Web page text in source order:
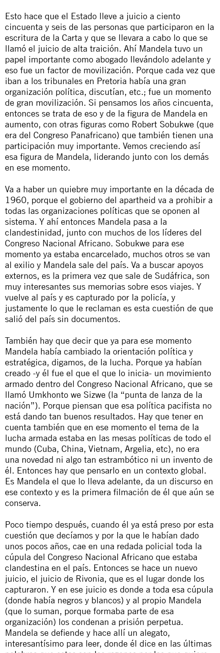
Esto hace que el Estado lleve a juicio a ciento
cincuenta y seis de las personas que participaron en la
escritura de la Carta y que se llevara a cabo lo que se
llamó el juicio de alta traición. Ahí Mandela tuvo un
papel importante como abogado llevándolo adelante y
eso fue un factor de movilización. Porque cada vez que
iban a los tribunales en Pretoria había una gran
organización política, discutían, etc.; fue un momento
de gran movilización. Si pensamos los años cincuenta,
entonces se trata de eso y de la figura de Mandela en
aumento, con otras figuras como Robert Sobukwe (que
era del Congreso Panafricano) que también tienen una
participación muy importante. Vemos creciendo así
esa figura de Mandela, liderando junto con los demás
en ese momento.
Va a haber un quiebre muy importante en la década de
1960, porque el gobierno del apartheid va a prohibir a
todas las organizaciones políticas que se oponen al
sistema. Y ahí entonces Mandela pasa a la
clandestinidad, junto con muchos de los líderes del
Congreso Nacional Africano. Sobukwe para ese
momento ya estaba encarcelado, muchos otros se van
al exilio y Mandela sale del país. Va a buscar apoyos
externos, es la primera vez que sale de Sudáfrica, son
muy interesantes sus memorias sobre esos viajes. Y
vuelve al país y es capturado por la policía, y
justamente lo que le reclaman es esta cuestión de que
salió del país sin documentos.
También hay que decir que ya para ese momento
Mandela había cambiado la orientación política y
estratégica, digamos, de la lucha. Porque ya habían
creado -y él fue el que el que lo inicia- un movimiento
armado dentro del Congreso Nacional Africano, que se
llamó Umkhonto we Sizwe (la “punta de lanza de la
nación”). Porque piensan que esa política pacifista no
está dando tan buenos resultados. Hay que tener en
cuenta también que en ese momento el tema de la
lucha armada estaba en las mesas políticas de todo el
mundo (Cuba, China, Vietnam, Argelia, etc), no era
una novedad ni algo tan estrambótico ni un invento de
él. Entonces hay que pensarlo en un contexto global.
Es Mandela el que lo lleva adelante, da un discurso en
ese contexto y es la primera filmación de él que aún se
conserva.
Poco tiempo después, cuando él ya está preso por esta
cuestión que decíamos y por la que le habían dado
unos pocos años, cae en una redada policial toda la
cúpula del Congreso Nacional Africano que estaba
clandestina en el país. Entonces se hace un nuevo
juicio, el juicio de Rivonia, que es el lugar donde los
capturaron. Y en ese juicio es donde a toda esa cúpula
(donde había negros y blancos) y al propio Mandela
(que lo suman, porque formaba parte de esa
organización) los condenan a prisión perpetua.
Mandela se defiende y hace allí un alegato,
interesantísimo para leer, donde él dice en las últimas